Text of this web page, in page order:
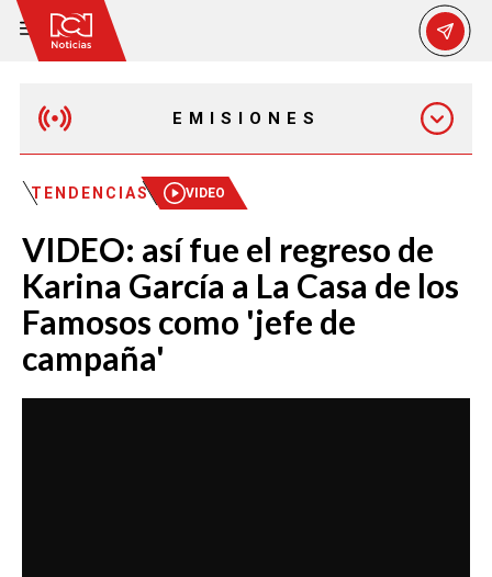
EMISIONES
MAÑANA EXPRESS
EMISIÓN 12:30 PM
EMISIÓN 7:00 PM
EMISIÓN 11:30 PM
TENDENCIAS VIDEO
VIDEO: así fue el regreso de
Karina García a La Casa de los
Famosos como 'jefe de
campaña'